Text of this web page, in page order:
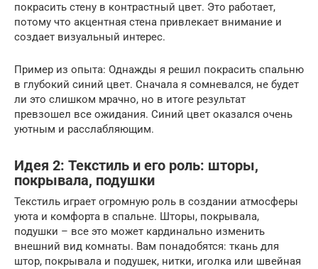
покрасить стену в контрастный цвет. Это работает,
потому что акцентная стена привлекает внимание и
создает визуальный интерес.
Пример из опыта: Однажды я решил покрасить спальню
в глубокий синий цвет. Сначала я сомневался, не будет
ли это слишком мрачно, но в итоге результат
превзошел все ожидания. Синий цвет оказался очень
уютным и расслабляющим.
Идея 2: Текстиль и его роль: шторы,
покрывала, подушки
Текстиль играет огромную роль в создании атмосферы
уюта и комфорта в спальне. Шторы, покрывала,
подушки – все это может кардинально изменить
внешний вид комнаты. Вам понадобятся: ткань для
штор, покрывала и подушек, нитки, иголка или швейная